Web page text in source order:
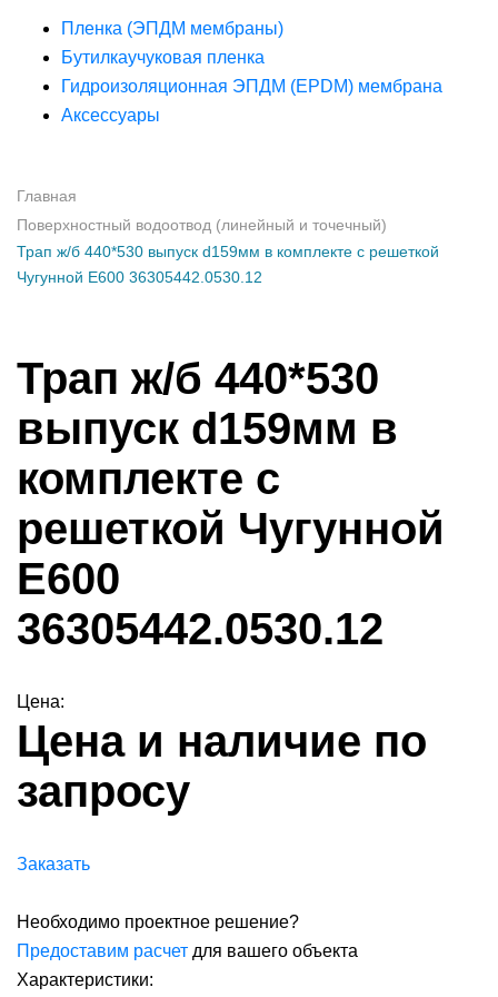
Пленка (ЭПДМ мембраны)
Бутилкаучуковая пленка
Гидроизоляционная ЭПДМ (EPDM) мембрана
Аксессуары
Главная
Поверхностный водоотвод (линейный и точечный)
Трап ж/б 440*530 выпуск d159мм в комплекте с решеткой
Чугунной E600 36305442.0530.12
Трап ж/б 440*530
выпуск d159мм в
комплекте с
решеткой Чугунной
E600
36305442.0530.12
Цена:
Цена и наличие по
запросу
Заказать
Необходимо проектное решение?
Предоставим расчет для вашего объекта
Характеристики: